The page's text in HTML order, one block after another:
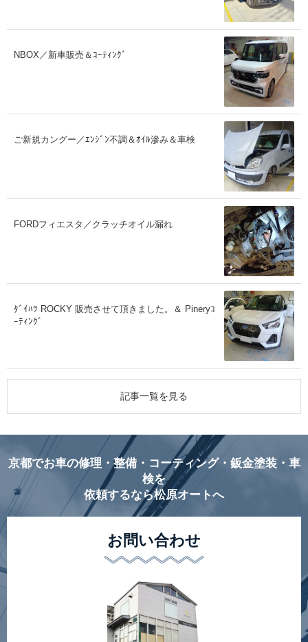
NBOX／新車販売＆ｺｰﾃｨﾝｸﾞ
ご新規カングー／ｴﾝｼﾞﾝ不調＆ｵｲﾙ滲み＆車検
FORDフィエスタ／クラッチオイル漏れ
ﾀﾞｲﾊﾂ ROCKY 販売させて頂きました。＆ Pineryｺ
ｰﾃｨﾝｸﾞ
記事一覧を見る
京都でお車の修理・整備・コーティング・鈑金塗装・車
検を
依頼するなら松原オートへ
お問い合わせ